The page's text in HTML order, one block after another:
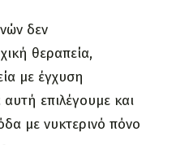
δεν
θεραπεία,
με έγχυση
αυτή επιλέγουμε και
με νυκτερινό πόνο